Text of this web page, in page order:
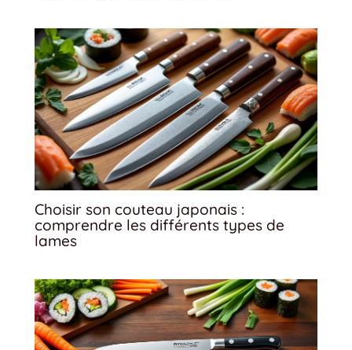
Choisir son couteau japonais :
comprendre les différents types de
lames